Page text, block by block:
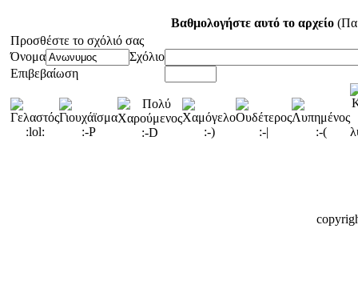
Βαθμολογήστε αυτό το αρχείο
Προσθέστε το σχόλιό σας
Όνομα
Σχόλιο
Επιβεβαίωση